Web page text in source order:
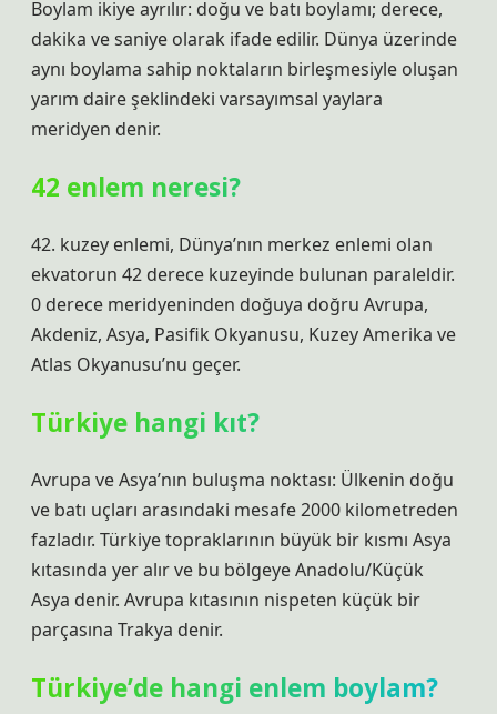
Boylam ikiye ayrılır: doğu ve batı boylamı; derece,
dakika ve saniye olarak ifade edilir. Dünya üzerinde
aynı boylama sahip noktaların birleşmesiyle oluşan
yarım daire şeklindeki varsayımsal yaylara
meridyen denir.
42 enlem neresi?
42. kuzey enlemi, Dünya’nın merkez enlemi olan
ekvatorun 42 derece kuzeyinde bulunan paraleldir.
0 derece meridyeninden doğuya doğru Avrupa,
Akdeniz, Asya, Pasifik Okyanusu, Kuzey Amerika ve
Atlas Okyanusu’nu geçer.
Türkiye hangi kıt?
Avrupa ve Asya’nın buluşma noktası: Ülkenin doğu
ve batı uçları arasındaki mesafe 2000 kilometreden
fazladır. Türkiye topraklarının büyük bir kısmı Asya
kıtasında yer alır ve bu bölgeye Anadolu/Küçük
Asya denir. Avrupa kıtasının nispeten küçük bir
parçasına Trakya denir.
Türkiye’de hangi enlem boylam?